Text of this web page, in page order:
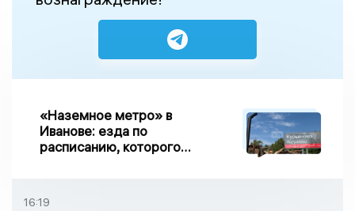
«Наземное метро» в
Иванове: езда по
расписанию, которого
16:19